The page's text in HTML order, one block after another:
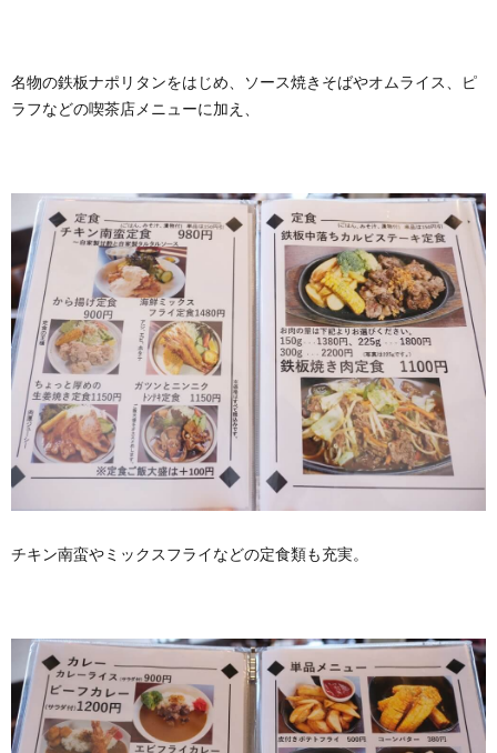
名物の鉄板ナポリタンをはじめ、ソース焼きそばやオムライス、ピ
ラフなどの喫茶店メニューに加え、
チキン南蛮やミックスフライなどの定食類も充実。